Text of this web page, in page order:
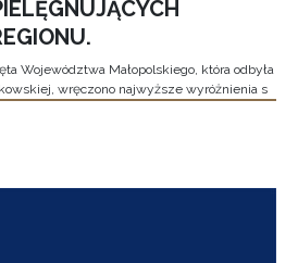
Województwa Małopolskiego, która odbyła
wręczono najwyższe wyróżnienia s